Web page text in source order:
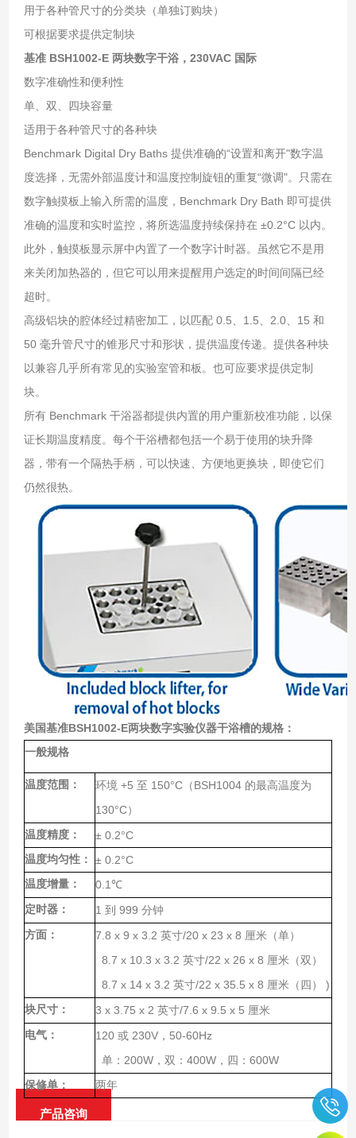
用于各种管尺寸的分类块（单独订购块）
可根据要求提供定制块
基准 BSH1002-E 两块数字干浴，230VAC 国际
数字准确性和便利性
单、双、四块容量
适用于各种管尺寸的各种块
Benchmark Digital Dry Baths 提供准确的“设置和离开"数字温
度选择，无需外部温度计和温度控制旋钮的重复“微调"。只需在
数字触摸板上输入所需的温度，Benchmark Dry Bath 即可提供
准确的温度和实时监控，将所选温度持续保持在 ±0.2°C 以内。
此外，触摸板显示屏中内置了一个数字计时器。虽然它不是用
来关闭加热器的，但它可以用来提醒用户选定的时间间隔已经
超时。
高级铝块的腔体经过精密加工，以匹配 0.5、1.5、2.0、15 和
50 毫升管尺寸的锥形尺寸和形状，提供温度传递。提供各种块
以兼容几乎所有常见的实验室管和板。也可应要求提供定制
块。
所有 Benchmark 干浴器都提供内置的用户重新校准功能，以保
证长期温度精度。每个干浴槽都包括一个易于使用的块升降
器，带有一个隔热手柄，可以快速、方便地更换块，即使它们
仍然很热。
美国基准BSH1002-E两块数字实验仪器干浴槽的规格：
一般规格
温度范围： 环境 +5 至 150°C（ BSH1004 的最高温度为
130°C）
温度精度： ± 0.2°C
温度均匀性： ± 0.2°C
温度增量： 0.1 ℃
定时器： 1 到 999 分钟
方面： 7.8 x 9 x 3.2 英寸/20 x 23 x 8 厘米（单）
8.7 x 10.3 x 3.2 英寸/22 x 26 x 8 厘米（双）
8.7 x 14 x 3.2 英寸/22 x 35.5 x 8 厘米（四） )
块尺寸： 3 x 3.75 x 2 英寸/7.6 x 9.5 x 5 厘米
电气： 120 或230V， 50-60Hz
单： 200W，双： 400W，四： 600W
保修单： 两年
产品咨询